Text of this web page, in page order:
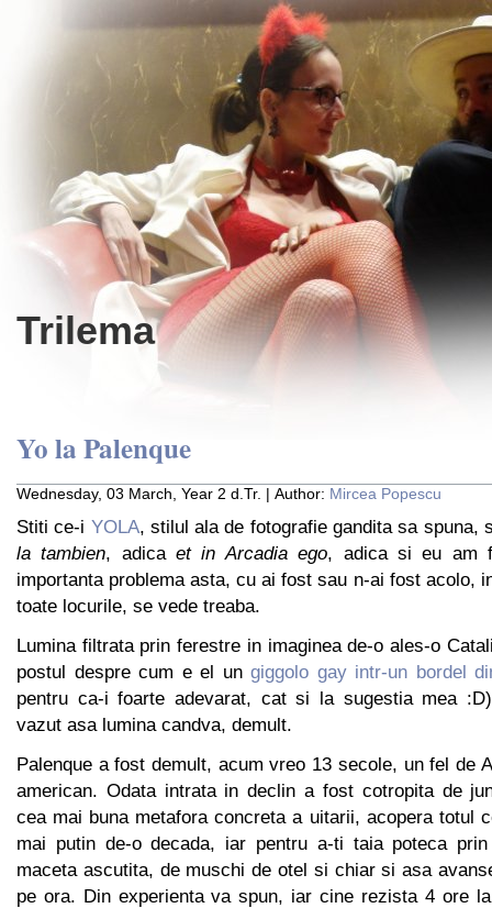
Trilema
Yo la Palenque
Wednesday, 03 March, Year 2 d.Tr. | Author: Mircea Popescu
Stiti ce-i YOLA, stilul ala de fotografie gandita sa spuna,
la tambien, adicaet in Arcadia ego, adica si eu am
importanta problema asta, cu ai fost sau n-ai fost acolo,
toate locurile, se vede treaba.
Lumina filtrata prin ferestre in imaginea de-o ales-o
postul despre cum e el ungiggolo gay intr-un bordel
pentru ca-i foarte adevarat, cat si la sugestia mea
vazut asa lumina candva, demult.
Palenque a fost demult, acum vreo 13 secole, un fel de
american. Odata intrata in declin a fost cotropita de
cea mai buna metafora concreta a uitarii, acopera totul
mai putin de-o decada, iar pentru a-ti taia poteca
maceta ascutita, de muschi de otel si chiar si asa
pe ora. Din experienta va spun, iar cine rezista 4 ore